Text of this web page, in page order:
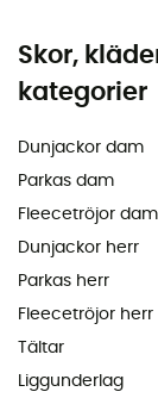
Skor,
kategorier
Dunjackor dam
Parkas dam
Fleecetröjor dam
Dunjackor herr
Parkas herr
Fleecetröjor herr
Tältar
Liggunderlag